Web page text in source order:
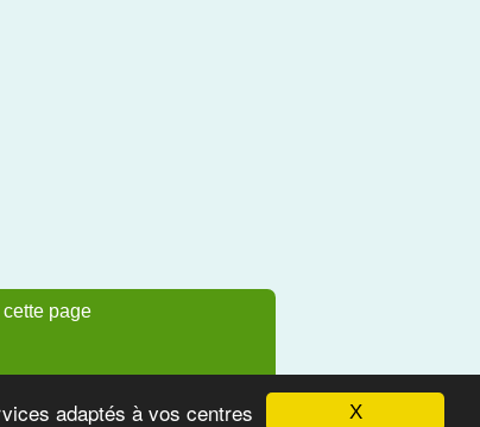
X
adaptés à vos centres
page